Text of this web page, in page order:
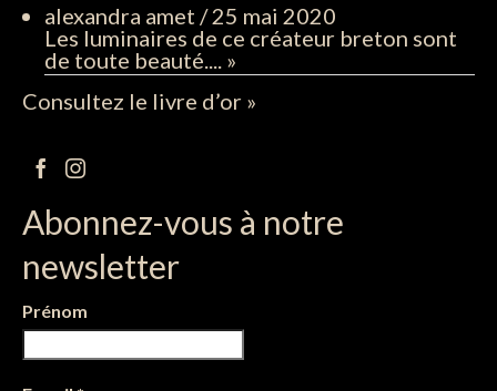
alexandra amet /25 mai 2020
Les luminaires de ce créateur breton sont
de toute beauté.... »
Consultez le livre d’or »
Abonnez-vous à notre
newsletter
Prénom